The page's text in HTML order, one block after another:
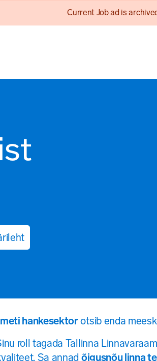
Current Job ad is
hankesektorotsib enda
roll tagada Tallinna
Sa annad õigusnõu linna